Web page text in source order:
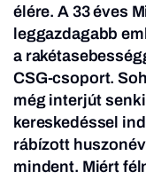
élére. A 33 éves
leggazdagabb
a
CSG-csoport.
még interjút
kereskedéssel
rábízott
mindent. Miért